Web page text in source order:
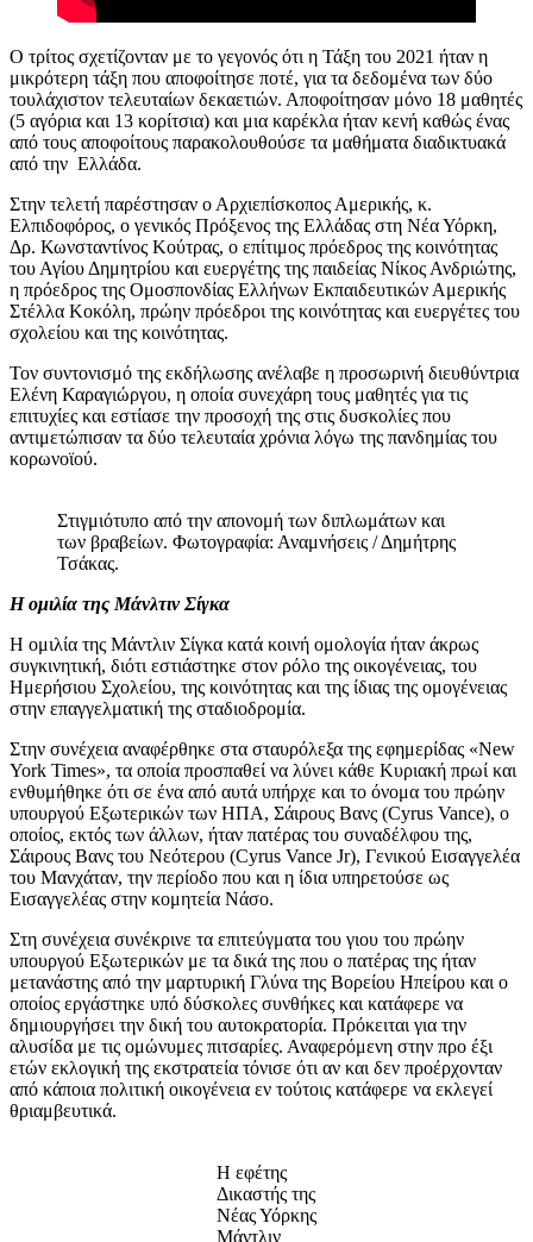
Ο τρίτος σχετίζονταν με το γεγονός ότι η Τάξη του 2021 ήταν η
μικρότερη τάξη που αποφοίτησε ποτέ, για τα δεδομένα των δύο
τουλάχιστον τελευταίων δεκαετιών. Αποφοίτησαν μόνο 18 μαθητές
(5 αγόρια και 13 κορίτσια) και μια καρέκλα ήταν κενή καθώς ένας
από τους αποφοίτους παρακολουθούσε τα μαθήματα διαδικτυακά
από την Ελλάδα.
Στην τελετή παρέστησαν ο Αρχιεπίσκοπος Αμερικής, κ.
Ελπιδοφόρος, ο γενικός Πρόξενος της Ελλάδας στη Νέα Υόρκη,
Δρ. Κωνσταντίνος Κούτρας, ο επίτιμος πρόεδρος της κοινότητας
του Αγίου Δημητρίου και ευεργέτης της παιδείας Νίκος Ανδριώτης,
η πρόεδρος της Ομοσπονδίας Ελλήνων Εκπαιδευτικών Αμερικής
Στέλλα Κοκόλη, πρώην πρόεδροι της κοινότητας και ευεργέτες του
σχολείου και της κοινότητας.
Τον συντονισμό της εκδήλωσης ανέλαβε η προσωρινή διευθύντρια
Ελένη Καραγιώργου, η οποία συνεχάρη τους μαθητές για τις
επιτυχίες και εστίασε την προσοχή της στις δυσκολίες που
αντιμετώπισαν τα δύο τελευταία χρόνια λόγω της πανδημίας του
κορωνοϊού.
Στιγμιότυπο από την απονομή των διπλωμάτων και
των βραβείων. Φωτογραφία: Αναμνήσεις / Δημήτρης
Τσάκας.
Η ομιλία της Μάνλτιν Σίγκα
Η ομιλία της Μάντλιν Σίγκα κατά κοινή ομολογία ήταν άκρως
συγκινητική, διότι εστιάστηκε στον ρόλο της οικογένειας, του
Ημερήσιου Σχολείου, της κοινότητας και της ίδιας της ομογένειας
στην επαγγελματική της σταδιοδρομία.
Στην συνέχεια αναφέρθηκε στα σταυρόλεξα της εφημερίδας «New
York Times», τα οποία προσπαθεί να λύνει κάθε Κυριακή πρωί και
ενθυμήθηκε ότι σε ένα από αυτά υπήρχε και το όνομα του πρώην
υπουργού Εξωτερικών των ΗΠΑ, Σάιρους Βανς (Cyrus Vance), ο
οποίος, εκτός των άλλων, ήταν πατέρας του συναδέλφου της,
Σάιρους Βανς του Νεότερου (Cyrus Vance Jr), Γενικού Εισαγγελέα
του Μανχάταν, την περίοδο που και η ίδια υπηρετούσε ως
Εισαγγελέας στην κομητεία Νάσο.
Στη συνέχεια συνέκρινε τα επιτεύγματα του γιου του πρώην
υπουργού Εξωτερικών με τα δικά της που ο πατέρας της ήταν
μετανάστης από την μαρτυρική Γλύνα της Βορείου Ηπείρου και ο
οποίος εργάστηκε υπό δύσκολες συνθήκες και κατάφερε να
δημιουργήσει την δική του αυτοκρατορία. Πρόκειται για την
αλυσίδα με τις ομώνυμες πιτσαρίες. Αναφερόμενη στην προ έξι
ετών εκλογική της εκστρατεία τόνισε ότι αν και δεν προέρχονταν
από κάποια πολιτική οικογένεια εν τούτοις κατάφερε να εκλεγεί
θριαμβευτικά.
Η εφέτης
Δικαστής της
Νέας Υόρκης
Μάντλιν